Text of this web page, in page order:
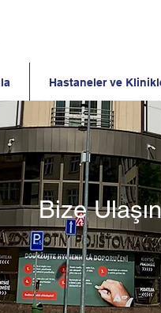
Hastaneler ve
Bize Ulaşın